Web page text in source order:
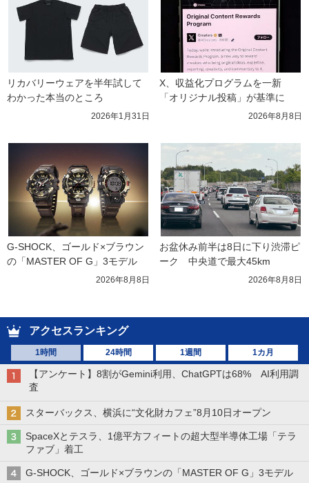
リカバリーウェアを半年試して
わかった本当のところ
2026年1月31日
X、収益化プログラムを一新
「オリジナル投稿」が基準に
2026年8月8日
G-SHOCK、ゴールド×ブラウン
の「MASTER OF G」3モデル
2026年8月8日
お盆休み前半は8日に下り渋滞ピ
ーク　中央道で最大45km
2026年8月8日
アクセスランキング
1時間 24時間 1週間 1カ月
【アンケート】8割がGemini利用、ChatGPTは68% AI利用調
査
スターバックス、横浜に“文化財カフェ”8月10日オープン
SpaceXとテスラ、1億平方フィートの超大型半導体工場「テラ
ファブ」着工
G-SHOCK、ゴールド×ブラウンの「MASTER OF G」3モデル